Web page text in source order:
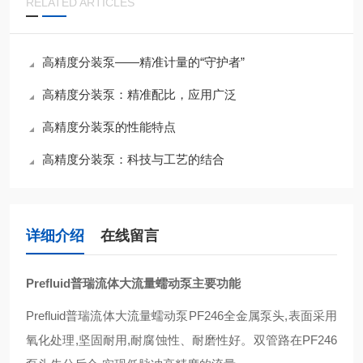
高精度分装泵——精准计量的“守护者”
高精度分装泵：精准配比，应用广泛
高精度分装泵的性能特点
高精度分装泵：科技与工艺的结合
详细介绍 在线留言
Prefluid普瑞流体大流量蠕动泵主要功能
Prefluid普瑞流体大流量蠕动泵PF246全金属泵头,表面采用
氧化处理,坚固耐用,耐腐蚀性、耐磨性好。双管路在PF246